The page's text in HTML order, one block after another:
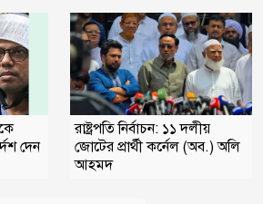
দেন
রাষ্ট্রপতি নির্বাচন: ১১ দলীয়
জোটের প্রার্থী কর্নেল (অব.) অলি
আহমদ